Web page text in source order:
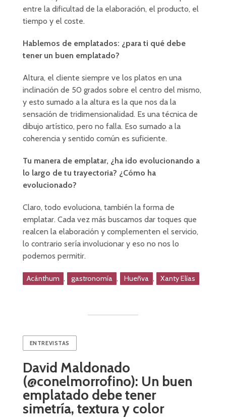
entre la dificultad de la elaboración, el producto, el
tiempo y el coste.
Hablemos de emplatados: ¿para ti qué debe
tener un buen emplatado?
Altura, el cliente siempre ve los platos en una
inclinación de 50 grados sobre el centro del mismo,
y esto sumado a la altura es la que nos da la
sensación de tridimensionalidad. Es una técnica de
dibujo artístico, pero no falla. Eso sumado a la
coherencia y sentido común es suficiente.
Tu manera de emplatar, ¿ha ido evolucionando a
lo largo de tu trayectoria? ¿Cómo ha
evolucionado?
Claro, todo evoluciona, también la forma de
emplatar. Cada vez más buscamos dar toques que
realcen la elaboración y complementen el servicio,
lo contrario sería involucionar y eso no nos lo
podemos permitir.
Acánthum , gastronomía , Hueñva , Xanty Elías
ENTREVISTAS
David Maldonado
(@conelmorrofino): Un buen
emplatado debe tener
simetría, textura y color